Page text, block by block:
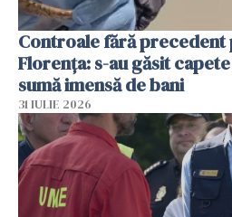
Controale fără
Florența: s-au găsit
sumă imensă de bani
31 IULIE 2026